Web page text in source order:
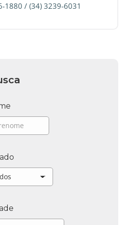
1880 / (34) 3239-6031